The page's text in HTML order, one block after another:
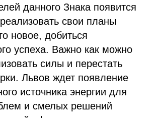
данного Знака появится
свои планы
новое, добиться
успеха. Важно как можно
силы и перестать
Львов ждет появление
источника энергии для
и смелых решений